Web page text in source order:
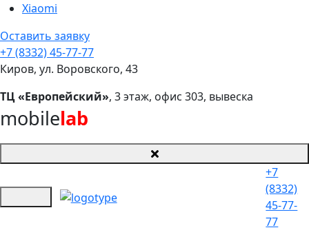
Xiaomi
Оставить заявку
+7 (8332) 45-77-77
Киров, ул. Воровского, 43
ТЦ «Европейский», 3 этаж, офис 303, вывеска
mobilelab
+7
(8332)
45-77-
77